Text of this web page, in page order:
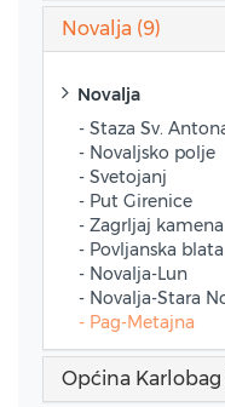
Novalja (9)
Novalja
- Staza Sv.
- Novaljsko polje
- Svetojanj
- Put Girenice
- Zagrljaj
- Povljanska blata
- Novalja-Lun
- Novalja-Stara
- Pag-Metajna
Općina Karlobag